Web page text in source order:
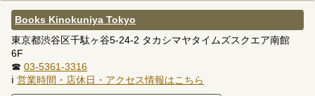
Books Kinokuniya Tokyo
東京都渋谷区千駄ヶ谷5-24-2 タカシマヤタイムズスクエア南館
6F
☎ 03-5361-3316
ℹ 営業時間・店休日・アクセス情報はこちら